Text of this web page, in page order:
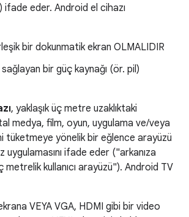
eder. Android el cihazı
bir dokunmatik ekran OLMALIDIR
bir güç kaynağı (ör. pil)
, yaklaşık üç metre uzaklıktaki
medya, film, oyun, uygulama ve/veya
tüketmeye yönelik bir eğlence arayüzü
ifade eder ("arkanıza
metrelik kullanıcı arayüzü"). Android TV
VEYA VGA, HDMI gibi bir video